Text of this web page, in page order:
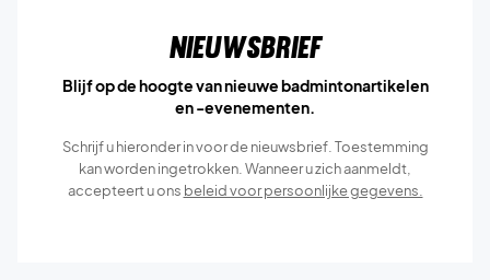
Nieuwsbrief
Blijf op de hoogte van nieuwe badmintonartikelen
en -evenementen.
Schrijf u hieronder in voor de nieuwsbrief. Toestemming
kan worden ingetrokken. Wanneer u zich aanmeldt,
accepteert u ons beleid voor persoonlijke gegevens.